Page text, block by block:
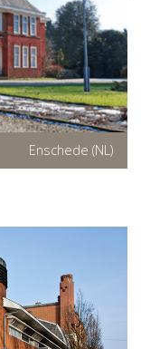
Enschede (NL)